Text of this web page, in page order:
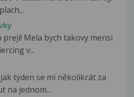
Mela bych takovy mensi
v...
týden se mi několikrát za
na jednom...